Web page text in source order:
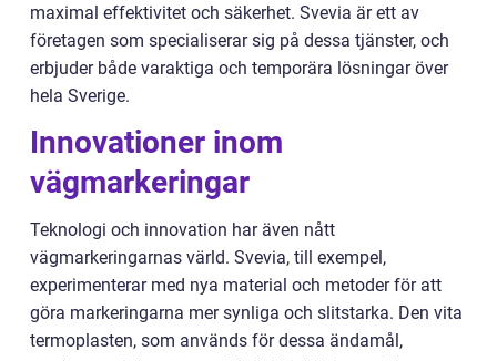
maximal effektivitet och säkerhet. Svevia är ett av
företagen som specialiserar sig på dessa tjänster, och
erbjuder både varaktiga och temporära lösningar över
hela Sverige.
Innovationer inom
vägmarkeringar
Teknologi och innovation har även nått
vägmarkeringarnas värld. Svevia, till exempel,
experimenterar med nya material och metoder för att
göra markeringarna mer synliga och slitstarka. Den vita
termoplasten, som används för dessa ändamål,